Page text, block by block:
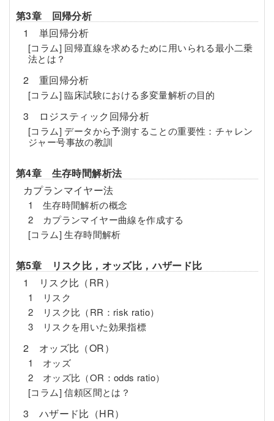
第3章 回帰分析
1 単回帰分析
[コラム] 回帰直線を求めるために用いられる最小二乗
法とは？
2 重回帰分析
[コラム] 臨床試験における多変量解析の目的
3 ロジスティック回帰分析
[コラム] データから予測することの重要性：チャレン
ジャー号事故の教訓
第4章 生存時間解析法
カプランマイヤー法
1 生存時間解析の概念
2 カプランマイヤー曲線を作成する
[コラム] 生存時間解析
第5章 リスク比，オッズ比，ハザード比
1 リスク比（RR）
1 リスク
2 リスク比（RR：risk ratio）
3 リスクを用いた効果指標
2 オッズ比（OR）
1 オッズ
2 オッズ比（OR：odds ratio）
[コラム] 信頼区間とは？
3 ハザード比（HR）